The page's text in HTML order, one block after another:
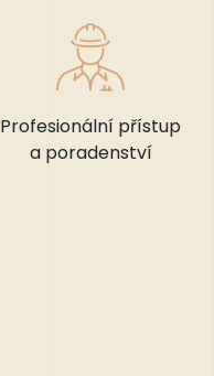
Profesionální přístup
a poradenství